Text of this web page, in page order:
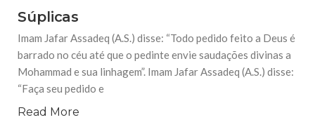
Súplicas
Imam Jafar Assadeq (A.S.) disse: “Todo pedido feito a Deus é
barrado no céu até que o pedinte envie saudações divinas a
Mohammad e sua linhagem”. Imam Jafar Assadeq (A.S.) disse:
“Faça seu pedido e
Read More